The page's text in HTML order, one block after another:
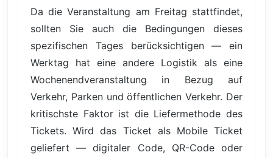
Da die Veranstaltung am Freitag stattfindet,
sollten Sie auch die Bedingungen dieses
spezifischen Tages berücksichtigen — ein
Werktag hat eine andere Logistik als eine
Wochenendveranstaltung in Bezug auf
Verkehr, Parken und öffentlichen Verkehr. Der
kritischste Faktor ist die Liefermethode des
Tickets. Wird das Ticket als Mobile Ticket
geliefert — digitaler Code, QR-Code oder